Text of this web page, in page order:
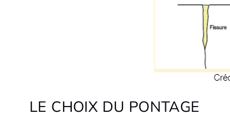
LE CHOIX DU PONTAGE